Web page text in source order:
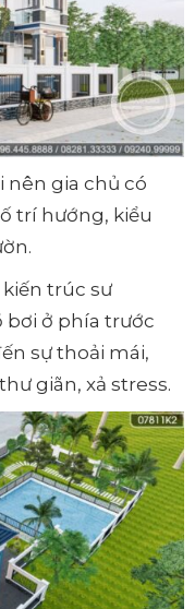
nên gia chủ có
trí hướng, kiểu
kiến trúc sư
bơi ở phía trước
sự thoải mái,
giãn, xả stress.